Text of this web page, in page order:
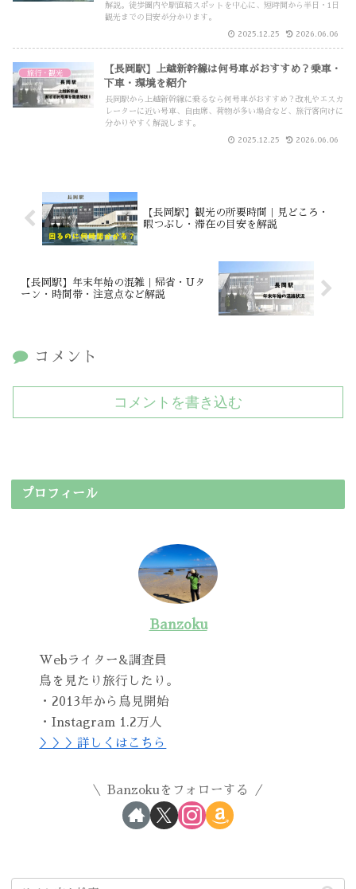
解説。徒歩圏内や駅直結スポットを中心に、短時間から半日・1日
観光までの目安が分かります。
2025.12.25 2026.06.06
旅行・観光
【長岡駅】上越新幹線は何号車がおすすめ？乗車・
下車・環境を紹介
長岡駅から上越新幹線に乗るなら何号車がおすすめ？改札やエスカ
レーターに近い号車、自由席、荷物が多い場合など、旅行客向けに
分かりやすく解説します。
2025.12.25 2026.06.06
【長岡駅】観光の所要時間｜見どころ・
暇つぶし・滞在の目安を解説
【長岡駅】年末年始の混雑｜帰省・Uタ
ーン・時間帯・注意点など解説
コメント
コメントを書き込む
プロフィール
Banzoku
Webライター&調査員
鳥を見たり旅行したり。
・2013年から鳥見開始
・Instagram 1.2万人
＞＞＞詳しくはこちら
Banzokuをフォローする